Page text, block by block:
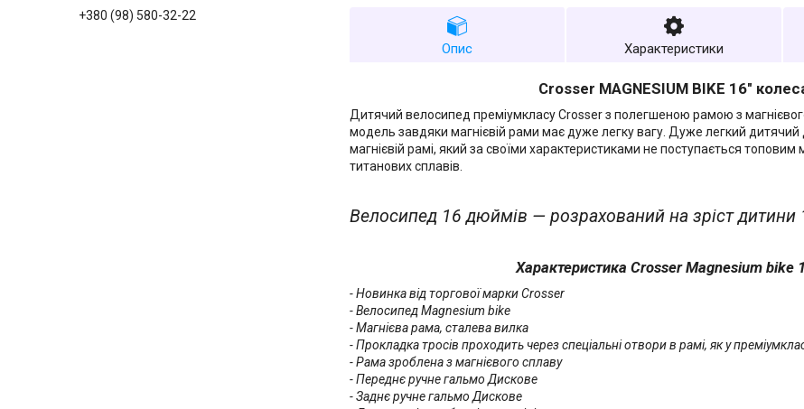
Опис Характеристики
Crosser MAGNESIUM BIKE 16"
Дитячий велосипед преміумкласу Crosser з полегшеною рамою з
модель завдяки магнієвій рами має дуже легку вагу. Дуже легкий дитячий
магнієвій рамі, який за своїми характеристиками не поступається топовим
титанових сплавів.
Велосипед 16 дюймів — розрахований на зріст дитини
Характеристика Crosser Magnesium bike
- Новинка від торгової марки Crosser
- Велосипед Magnesium bike
- Магнієва рама, сталева вилка
- Прокладка тросів проходить через спеціальні отвори в рамі, як у
- Рама зроблена з магнієвого сплаву
- Переднє ручне гальмо Дискове
- Заднє ручне гальмо Дискове
+380 (98) 580-32-22